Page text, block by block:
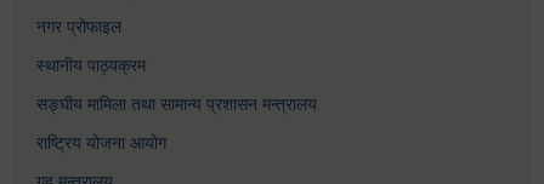
नगर प्रोफाइल
स्थानीय पाठ्यक्रम
सङ्घीय मामिला तथा सामान्य प्रशासन मन्त्रालय
राष्ट्रिय योजना आयोग